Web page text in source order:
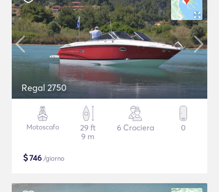
Regal 2750
Motoscafo
29 ft
9 m
6 Crociera 0
$746 /giorno